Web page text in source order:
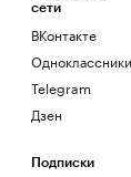
сети
ВКонтакте
Одноклассники
Telegram
Дзен
Подписки